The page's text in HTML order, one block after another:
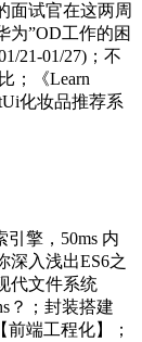
面试官在这两周
”OD工作的困
21-01/27)；不
；《Learn
化妆品推荐系
擎，50ms 内
深入浅出ES6之
代文件系统
？；封装搭建
端工程化】；